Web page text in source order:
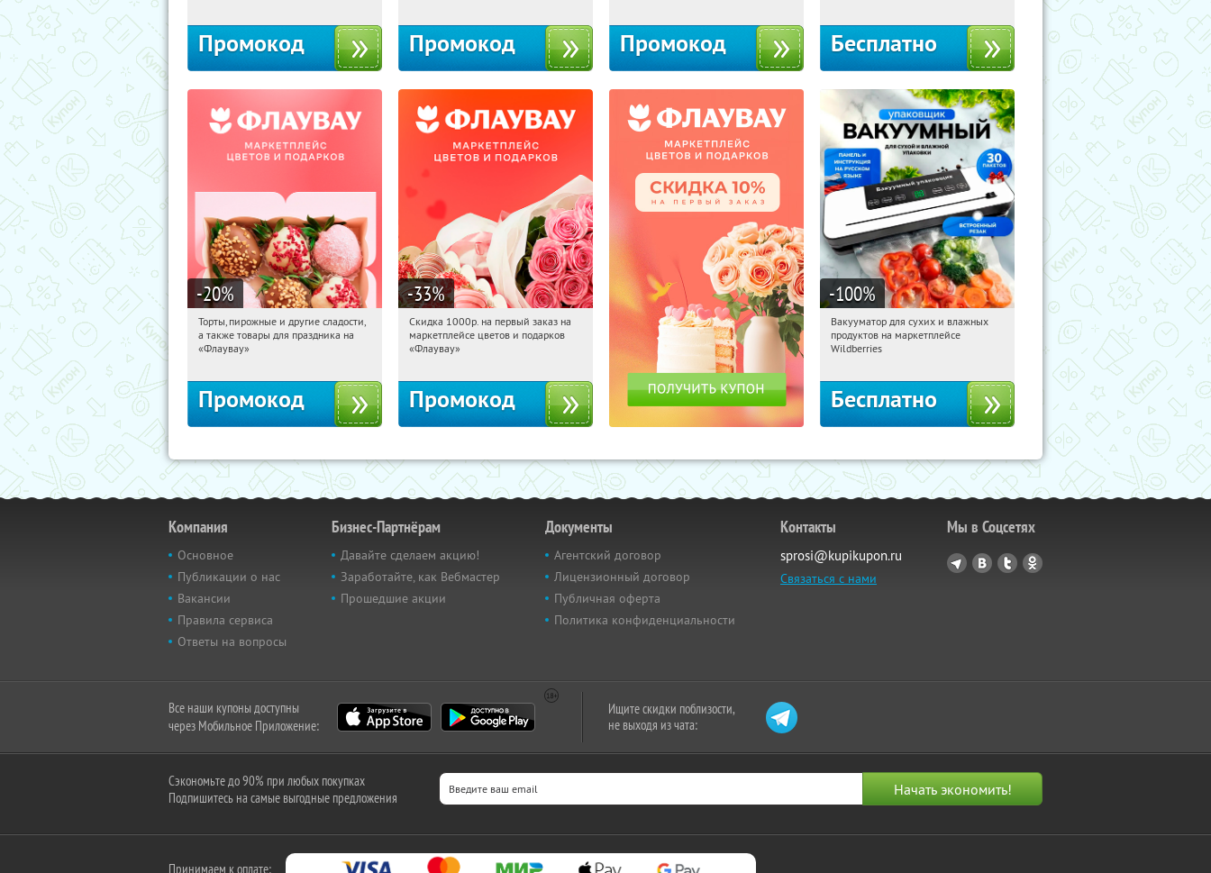
Промокод Промокод Промокод Бесплатно
-20%
01:39:54 Получили:
Россия
Торты, пирожные и другие сладости,
а также товары для праздника на
«Флаувау»
Промокод
-33%
01:39:54 Получили:
Россия
Скидка 1000р. на первый заказ на
маркетплейсе цветов и подарков
«Флаувау»
Промокод
-100%
01:39:54 Получили:174
Россия
Вакууматор для сухих и влажных
продуктов на маркетплейсе
Wildberries
Бесплатно
Компания
Основное
Публикации о нас
Вакансии
Правила сервиса
Ответы на вопросы
Бизнес-Партнёрам
Давайте сделаем акцию!
Заработайте, как Вебмастер
Прошедшие акции
Документы
Агентский договор
Лицензионный договор
Публичная оферта
Политика конфиденциальности
Контакты
sprosi@kupikupon.ru
Связаться с нами
Мы в Соцсетях
Все наши купоны доступны
через Мобильное Приложение:
Ищите скидки поблизости,
не выходя из чата:
Сэкономьте до 90% при любых покупках
Подпишитесь на самые выгодные предложения
Принимаем к оплате: